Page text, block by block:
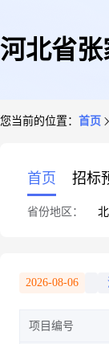
河北省
您当前的位置： 首页
首页 招标
省份地区：
2026-08-06
项目编号